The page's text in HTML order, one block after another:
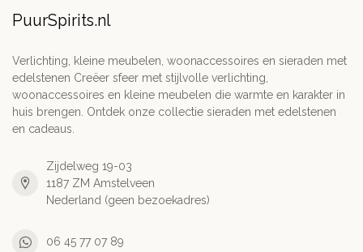
PuurSpirits.nl
Verlichting, kleine meubelen, woonaccessoires en sieraden met
edelstenen Creëer sfeer met stijlvolle verlichting,
woonaccessoires en kleine meubelen die warmte en karakter in
huis brengen. Ontdek onze collectie sieraden met edelstenen
en cadeaus.
Zijdelweg 19-03
1187 ZM Amstelveen
Nederland (geen bezoekadres)
06 45 77 07 89